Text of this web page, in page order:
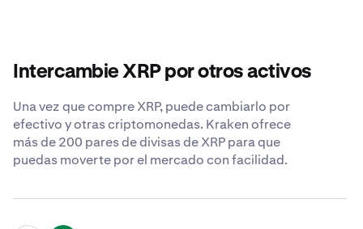
Intercambie XRP por otros activos
Una vez que compre XRP, puede cambiarlo por
efectivo y otras criptomonedas. Kraken ofrece
más de 200 pares de divisas de XRP para que
puedas moverte por el mercado con facilidad.